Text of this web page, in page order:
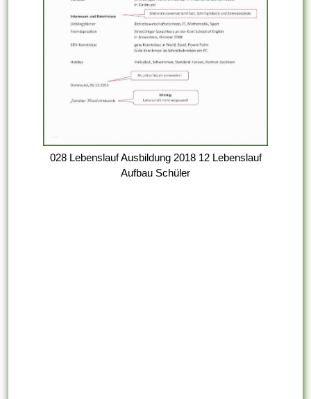
028 Lebenslauf Ausbildung 2018 12 Lebenslauf
Aufbau Schüler